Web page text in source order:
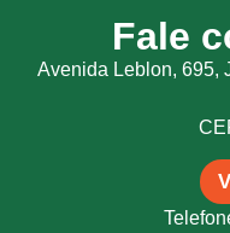
Fale
Avenida Leblon, 695,